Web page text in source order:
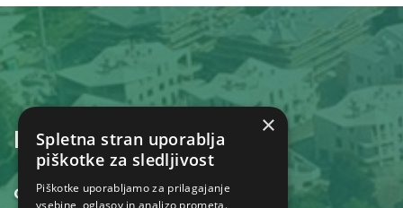
KONTAKT
Občina Dol pri Ljubljani
×
Spletna stran uporablja
piškotke za sledljivost
Piškotke uporabljamo za prilagajanje
vsebine, oglasov in analizo prometa.